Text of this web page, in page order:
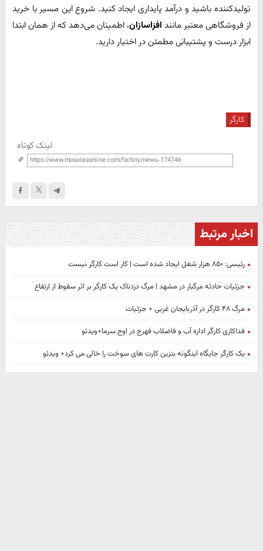
تولیدکننده باشید و درآمد پایداری ایجاد کنید. شروع این مسیر با خرید
از فروشگاهی معتبر مانند افزاسازان، اطمینان می‌دهد که از همان ابتدا
ابزار درست و پشتیبانی مطمئن در اختیار دارید.
کارگر
لینک کوتاه
اخبار مرتبط
رئیسی: ۸۵۰ هزار شغل ایجاد شده است | کار است کارگر نیست
جزئیات حادثه مرگبار در مشهد | مرگ دردناک یک کارگر بر اثر سقوط از ارتفاع
مرگ ۴۸ کارگر در آذربایجان غربی + جزئیات
فداکاری کارگر اداره آب و فاضلاب فهرج در اوج سرما+ویدئو
یک کارگر جایگاه اینگونه بنزین کارت های سوخت را خالی می کرد+ ویدئو